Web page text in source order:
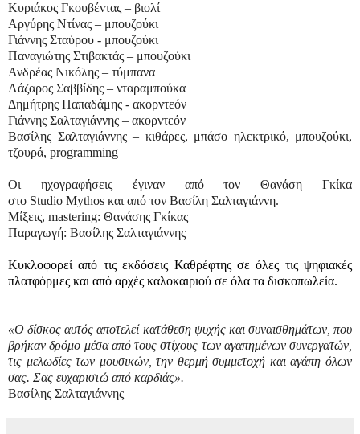
Κυριάκος Γκουβέντας – βιολί
Αργύρης Ντίνας – μπουζούκι
Γιάννης Σταύρου - μπουζούκι
Παναγιώτης Στιβακτάς – μπουζούκι
Ανδρέας Νικόλης – τύμπανα
Λάζαρος Σαββίδης – νταραμπούκα
Δημήτρης Παπαδάμης - ακορντεόν
Γιάννης Σαλταγιάννης – ακορντεόν
Βασίλης Σαλταγιάννης – κιθάρες, μπάσο ηλεκτρικό, μπουζούκι,
τζουρά, programming
Οι ηχογραφήσεις έγιναν από τον Θανάση Γκίκα
στο Studio Mythos και από τον Βασίλη Σαλταγιάννη.
Μίξεις, mastering: Θανάσης Γκίκας
Παραγωγή: Βασίλης Σαλταγιάννης
Κυκλοφορεί από τις εκδόσεις Καθρέφτης σε όλες τις ψηφιακές
πλατφόρμες και από αρχές καλοκαιριού σε όλα τα δισκοπωλεία.
«Ο δίσκος αυτός αποτελεί κατάθεση ψυχής και συναισθημάτων, που
βρήκαν δρόμο μέσα από τους στίχους των αγαπημένων συνεργατών,
τις μελωδίες των μουσικών, την θερμή συμμετοχή και αγάπη όλων
σας. Σας ευχαριστώ από καρδιάς».
Βασίλης Σαλταγιάννης